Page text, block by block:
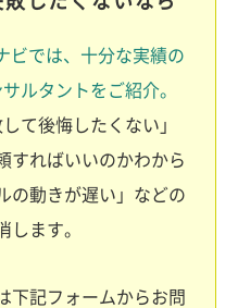
ビでは、十分な実績の
ルタントをご紹介。
て後悔したくない」
すればいいのかわから
の動きが遅い」などの
します。
下記フォームからお問